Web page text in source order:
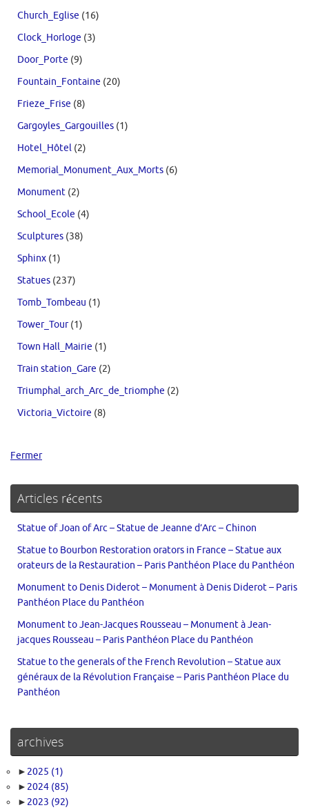
Church_Eglise (16)
Clock_Horloge (3)
Door_Porte (9)
Fountain_Fontaine (20)
Frieze_Frise (8)
Gargoyles_Gargouilles (1)
Hotel_Hôtel (2)
Memorial_Monument_Aux_Morts (6)
Monument (2)
School_Ecole (4)
Sculptures (38)
Sphinx (1)
Statues (237)
Tomb_Tombeau (1)
Tower_Tour(1)
Town Hall_Mairie (1)
Train station_Gare (2)
Triumphal_arch_Arc_de_triomphe (2)
Victoria_Victoire (8)
Fermer
Articles récents
Statue of Joan of Arc – Statue de Jeanne d’Arc – Chinon
Statue to Bourbon Restoration orators in France – Statue aux
orateurs de la Restauration – Paris Panthéon Place du Panthéon
Monument to Denis Diderot – Monument à Denis Diderot – Paris
Panthéon Place du Panthéon
Monument to Jean-Jacques Rousseau – Monument à Jean-
jacques Rousseau – Paris Panthéon Place du Panthéon
Statue to the generals of the French Revolution – Statue aux
généraux de la Révolution Française – Paris Panthéon Place du
Panthéon
archives
► 2025 (1)
► 2024 (85)
► 2023 (92)